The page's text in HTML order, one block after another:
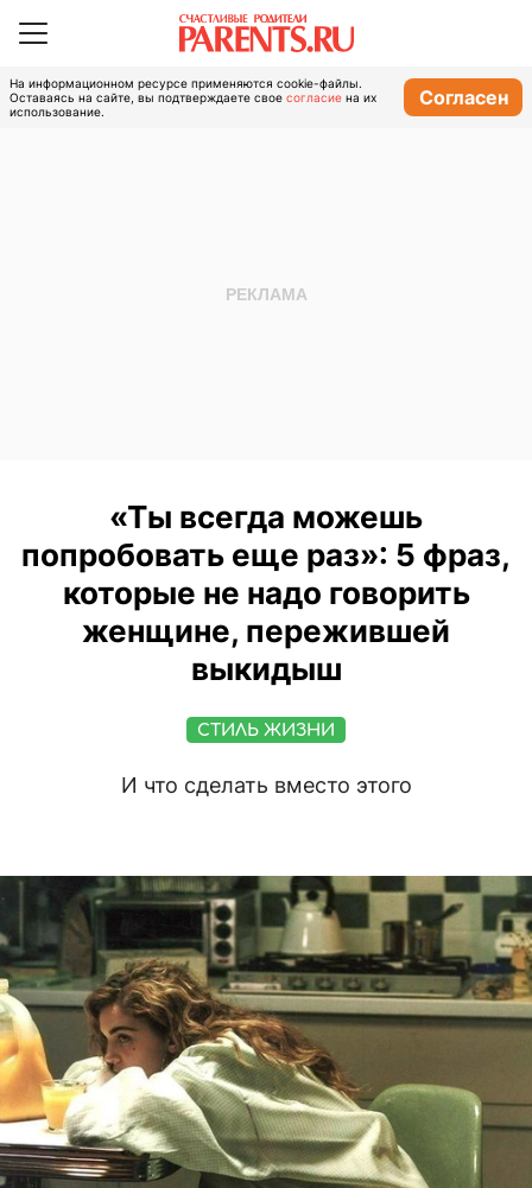
На информационном ресурсе применяются cookie-файлы.
Оставаясь на сайте, вы подтверждаете свое согласие на их
использование.
Согласен
«Ты всегда можешь
попробовать еще раз»: 5 фраз,
которые не надо говорить
женщине, пережившей
выкидыш
СТИЛЬ ЖИЗНИ
И что сделать вместо этого